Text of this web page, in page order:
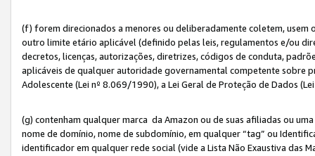
(f) forem direcionados a menores ou deliberadamente coletem, usem
outro limite etário aplicável (definido pelas leis, regulamentos e/ou
decretos, licenças, autorizações, diretrizes, códigos de conduta,
aplicáveis de qualquer autoridade governamental competente sobre
Adolescente (Lei nº 8.069/1990), a Lei Geral de Proteção de Dados
(g) contenham qualquer marca da Amazon ou de suas afiliadas ou
nome de domínio, nome de subdomínio, em qualquer “tag” ou
identificador em qualquer rede social (vide a Lista Não Exaustiva das